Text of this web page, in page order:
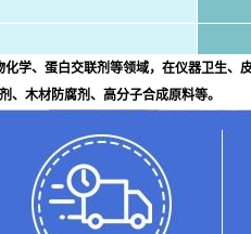
学、蛋白交联剂等领域，在仪器卫生
、木材防腐剂、高分子合成原料等。